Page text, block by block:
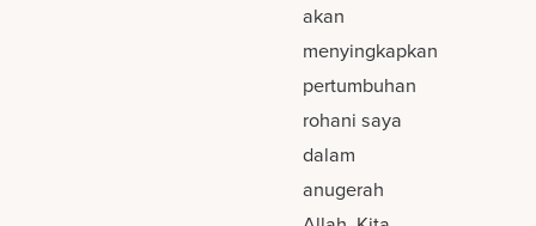
akan
menyingkapkan
pertumbuhan
rohani saya
dalam
anugerah